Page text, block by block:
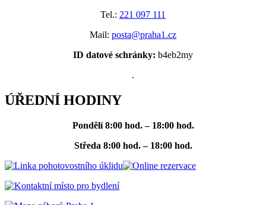
Tel.: 221 097 111
Mail: posta@praha1.cz
ID datové schránky: b4eb2my
.
ÚŘEDNÍ HODINY
Pondělí 8:00 hod. – 18:00 hod.
Středa 8:00 hod. – 18:00 hod.